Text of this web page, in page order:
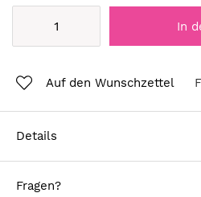
In
Auf den Wunschzettel
Details
Fragen?